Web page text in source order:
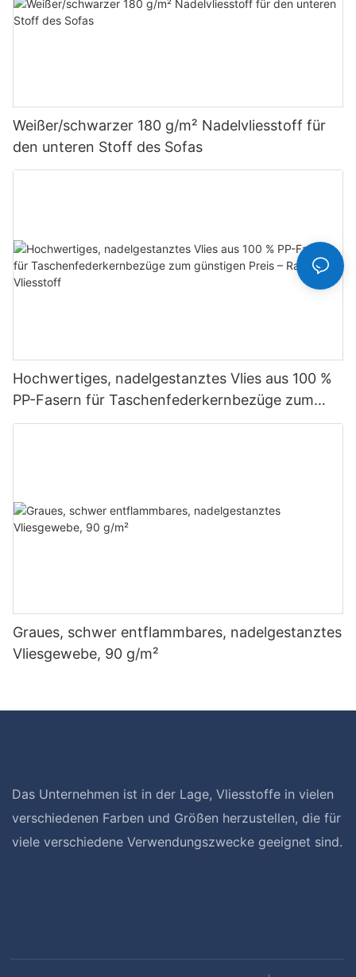
Weißer/schwarzer 180 g/m² Nadelvliesstoff für
den unteren Stoff des Sofas
Hochwertiges, nadelgestanztes Vlies aus 100 %
PP-Fasern für Taschenfederkernbezüge zum
günstigen Preis – Rayson Vliesstoff
Graues, schwer entflammbares, nadelgestanztes
Vliesgewebe, 90 g/m²
Das Unternehmen ist in der Lage, Vliesstoffe in vielen
verschiedenen Farben und Größen herzustellen, die für
viele verschiedene Verwendungszwecke geeignet sind.